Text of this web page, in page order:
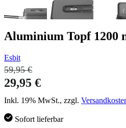
Aluminium Topf 1200
Esbit
59,95 €
29,95 €
Inkl. 19% MwSt., zzgl.
Sofort lieferbar